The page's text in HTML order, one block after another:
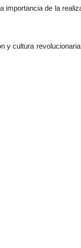
importancia de la
y cultura